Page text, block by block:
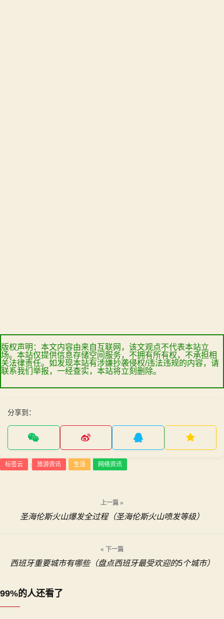
版权声明：本文内容由来自互联网，该文观点不代表本站立
场。本站仅提供信息存储空间服务，不拥有所有权，不承担相
关法律责任。如发现本站有涉嫌抄袭侵权/违法违规的内容，请
联系我们举报，一经查实，本站将立刻删除。
分享到：
标签云 : 旅游资讯 生活 网络资讯
上一篇 »
圣海伦斯火山爆发全过程（圣海伦斯火山喷发等级）
« 下一篇
西班牙重要城市有哪些（盘点西班牙最受欢迎的5个城市）
99%的人还看了